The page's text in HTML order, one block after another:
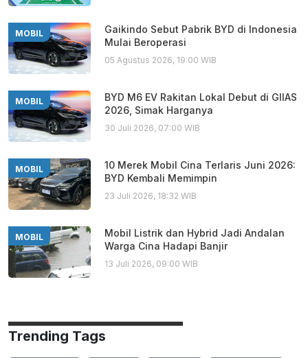
MOBIL
Gaikindo Sebut Pabrik BYD di Indonesia
Mulai Beroperasi
05 Agustus 2026, 19:00 WIB
MOBIL
BYD M6 EV Rakitan Lokal Debut di GIIAS
2026, Simak Harganya
30 Juli 2026, 07:00 WIB
MOBIL
10 Merek Mobil Cina Terlaris Juni 2026:
BYD Kembali Memimpin
23 Juli 2026, 18:32 WIB
MOBIL
Mobil Listrik dan Hybrid Jadi Andalan
Warga Cina Hadapi Banjir
13 Juli 2026, 09:00 WIB
Trending Tags